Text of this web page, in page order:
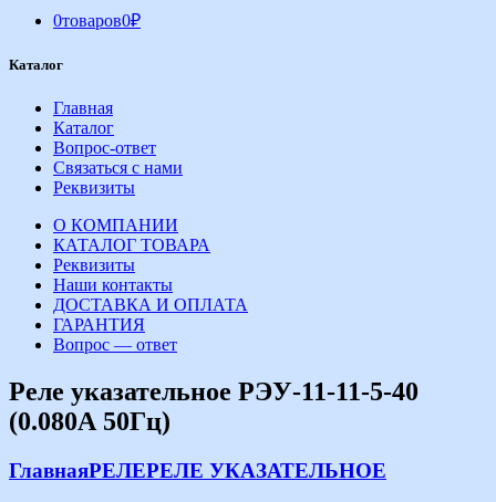
0товаров0₽
Каталог
Главная
Каталог
Вопрос-ответ
Связаться с нами
Реквизиты
О КОМПАНИИ
КАТАЛОГ ТОВАРА
Реквизиты
Наши контакты
ДОСТАВКА И ОПЛАТА
ГАРАНТИЯ
Вопрос — ответ
Реле указательное РЭУ-11-11-5-40
(0.080А 50Гц)
ГлавнаяРЕЛЕРЕЛЕ УКАЗАТЕЛЬНОЕ